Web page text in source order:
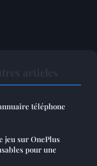
téléphone
jeu sur OnePlus
pour une